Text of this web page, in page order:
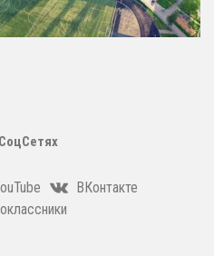
ВКонтакте